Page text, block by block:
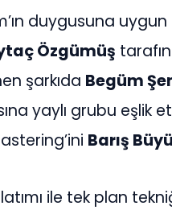
duygusuna uygun
Özgümüş
şarkıda Begüm
yaylı grubu eşlik
Barış
ile tek plan